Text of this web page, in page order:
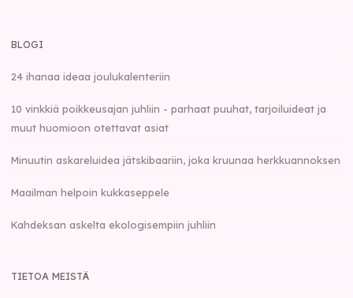
BLOGI
24 ihanaa ideaa joulukalenteriin
10 vinkkiä poikkeusajan juhliin - parhaat puuhat, tarjoiluideat ja
muut huomioon otettavat asiat
Minuutin askareluidea jätskibaariin, joka kruunaa herkkuannoksen
Maailman helpoin kukkaseppele
Kahdeksan askelta ekologisempiin juhliin
TIETOA MEISTÄ